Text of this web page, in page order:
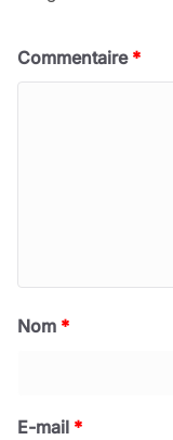
Commentaire *
Nom *
E-mail *